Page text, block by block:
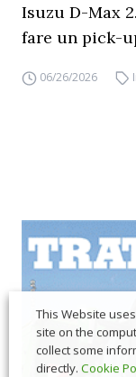
Isuzu D-Max
fare un pick-
06/26/2026
This Website
site on the
collect some
directly. Cookie